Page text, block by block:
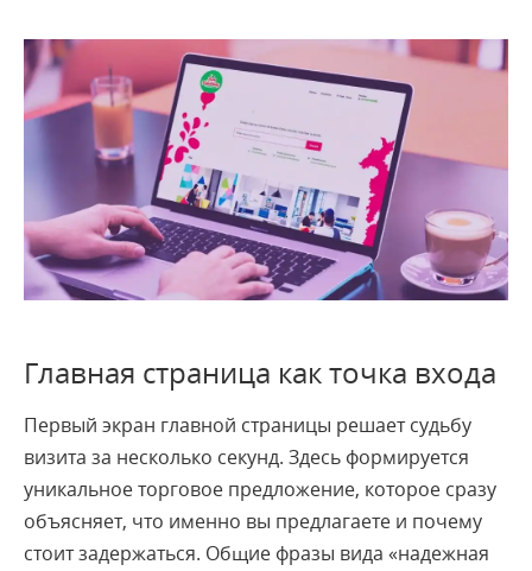
Главная страница как точка входа
Первый экран главной страницы решает судьбу
визита за несколько секунд. Здесь формируется
уникальное торговое предложение, которое сразу
объясняет, что именно вы предлагаете и почему
стоит задержаться. Общие фразы вида «надежная